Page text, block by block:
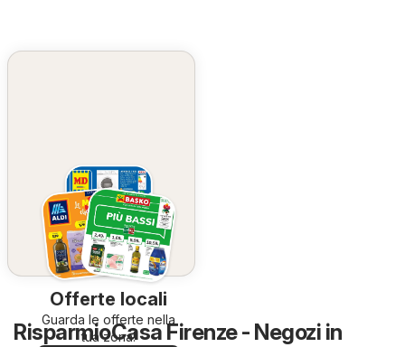
Offerte locali
Guarda le offerte nella
tua zona!
RisparmioCasa Firenze - Negozi in